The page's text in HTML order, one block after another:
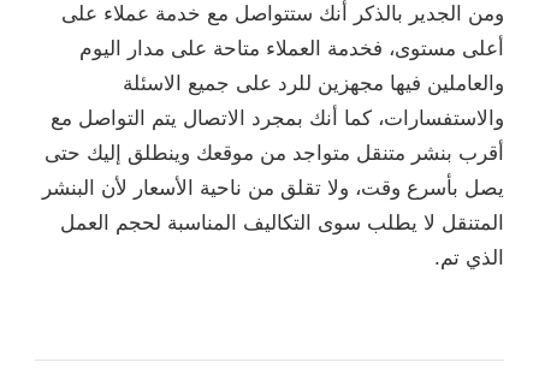
ومن الجدير بالذكر أنك ستتواصل مع خدمة عملاء على
أعلى مستوى، فخدمة العملاء متاحة على مدار اليوم
والعاملين فيها مجهزين للرد على جميع الاسئلة
والاستفسارات، كما أنك بمجرد الاتصال يتم التواصل مع
أقرب بنشر متنقل متواجد من موقعك وينطلق إليك حتى
يصل بأسرع وقت، ولا تقلق من ناحية الأسعار لأن البنشر
المتنقل لا يطلب سوى التكاليف المناسبة لحجم العمل
الذي تم.